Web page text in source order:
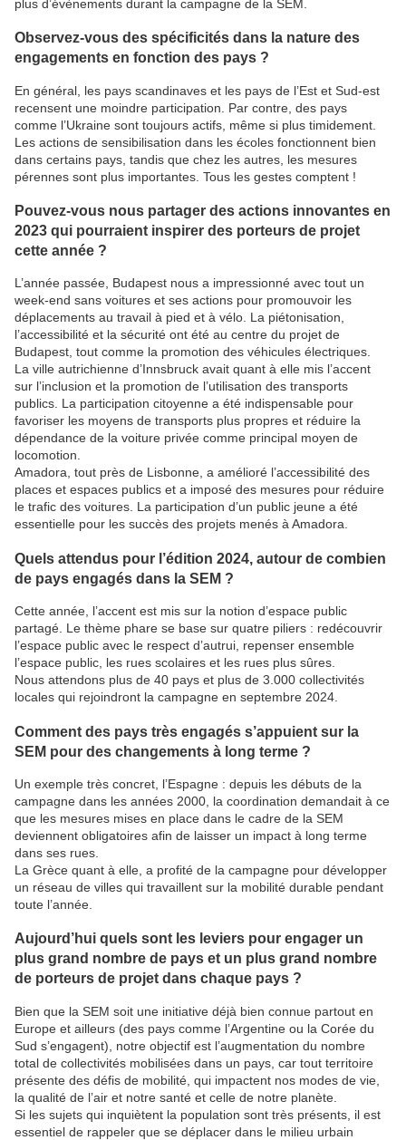
plus d’évènements durant la campagne de la SEM.
Observez-vous des spécificités dans la nature des
engagements en fonction des pays ?
En général, les pays scandinaves et les pays de l’Est et Sud-est
recensent une moindre participation. Par contre, des pays
comme l’Ukraine sont toujours actifs, même si plus timidement.
Les actions de sensibilisation dans les écoles fonctionnent bien
dans certains pays, tandis que chez les autres, les mesures
pérennes sont plus importantes. Tous les gestes comptent !
Pouvez-vous nous partager des actions innovantes en
2023 qui pourraient inspirer des porteurs de projet
cette année ?
L’année passée, Budapest nous a impressionné avec tout un
week-end sans voitures et ses actions pour promouvoir les
déplacements au travail à pied et à vélo. La piétonisation,
l’accessibilité et la sécurité ont été au centre du projet de
Budapest, tout comme la promotion des véhicules électriques.
La ville autrichienne d’Innsbruck avait quant à elle mis l’accent
sur l’inclusion et la promotion de l’utilisation des transports
publics. La participation citoyenne a été indispensable pour
favoriser les moyens de transports plus propres et réduire la
dépendance de la voiture privée comme principal moyen de
locomotion.
Amadora, tout près de Lisbonne, a amélioré l’accessibilité des
places et espaces publics et a imposé des mesures pour réduire
le trafic des voitures. La participation d’un public jeune a été
essentielle pour les succès des projets menés à Amadora.
Quels attendus pour l’édition 2024, autour de combien
de pays engagés dans la SEM ?
Cette année, l’accent est mis sur la notion d’espace public
partagé. Le thème phare se base sur quatre piliers : redécouvrir
l’espace public avec le respect d’autrui, repenser ensemble
l’espace public, les rues scolaires et les rues plus sûres.
Nous attendons plus de 40 pays et plus de 3.000 collectivités
locales qui rejoindront la campagne en septembre 2024.
Comment des pays très engagés s’appuient sur la
SEM pour des changements à long terme ?
Un exemple très concret, l’Espagne : depuis les débuts de la
campagne dans les années 2000, la coordination demandait à ce
que les mesures mises en place dans le cadre de la SEM
deviennent obligatoires afin de laisser un impact à long terme
dans ses rues.
La Grèce quant à elle, a profité de la campagne pour développer
un réseau de villes qui travaillent sur la mobilité durable pendant
toute l’année.
Aujourd’hui quels sont les leviers pour engager un
plus grand nombre de pays et un plus grand nombre
de porteurs de projet dans chaque pays ?
Bien que la SEM soit une initiative déjà bien connue partout en
Europe et ailleurs (des pays comme l’Argentine ou la Corée du
Sud s’engagent), notre objectif est l’augmentation du nombre
total de collectivités mobilisées dans un pays, car tout territoire
présente des défis de mobilité, qui impactent nos modes de vie,
la qualité de l’air et notre santé et celle de notre planète.
Si les sujets qui inquiètent la population sont très présents, il est
essentiel de rappeler que se déplacer dans le milieu urbain